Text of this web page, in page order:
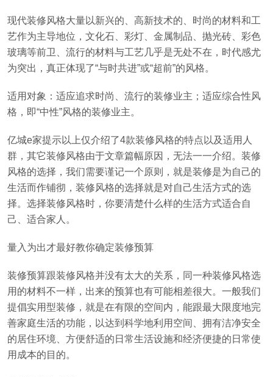
现代装修风格大量以新兴的、高新技术的、时尚的材料和工
艺作为主导地位，文化石、彩灯、金属制品、抛光砖、彩色
玻璃等前卫、流行的材料与工艺几乎是无处不在，时代感尤
为突出，真正体现了“与时共进”或“超前”的风格。
适用对象：适应追求时尚、流行的装修业主；适应综合性风
格，即“中性”风格的装修业主。
亿城e家提示以上仅介绍了4款装修风格的特点以及适用人
群，其它装修风格由于文章篇幅原因，无法一一介绍。装修
风格的选择，我们需要谨记一个原则，就是装修是为自己的
生活而作铺彻，装修风格的选择就是对自己生活方式的选
择。选择装修风格时，你要清楚什么样的生活方式适合自
己、适合家人。
量入为出才最好教你确定装修预算
装修预算跟装修风格并没有太大的关系，同一种装修风格选
用的材料不一样，出来的预算也有可能相差很大。一般我们
提倡实用型装修，就是在有限的空间内，能跟最大限度地完
善家庭生活的功能，以达到科学地利用空间、拥有洁净安全
的居住环境、方便舒适的日常生活设施和经济便捷的日常使
用成本的目的。